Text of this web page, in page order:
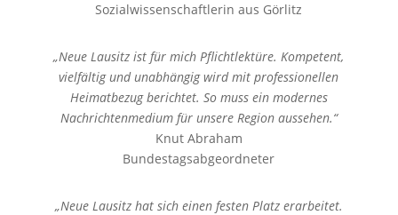
Sozialwissenschaftlerin aus Görlitz
„Neue Lausitz ist für mich Pflichtlektüre. Kompetent,
vielfältig und unabhängig wird mit professionellen
Heimatbezug berichtet. So muss ein modernes
Nachrichtenmedium für unsere Region aussehen.“
Knut Abraham
Bundestagsabgeordneter
„Neue Lausitz hat sich einen festen Platz erarbeitet.